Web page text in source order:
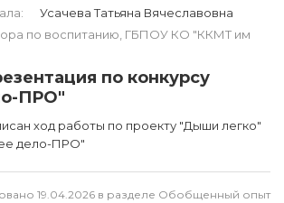
Усачева Татьяна Вячеславовна
по воспитанию, ГБПОУ КО "ККМТ им
по конкурсу
ПРО"
ход работы по проекту "Дыши легко"
дело-ПРО"
19.04.2026 в разделе Обобщенный опыт